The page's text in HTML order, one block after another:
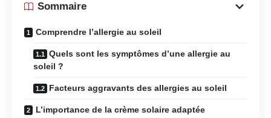
Sommaire
Comprendre l’allergie au soleil
Quels sont les symptômes d’une allergie au
soleil ?
Facteurs aggravants des allergies au soleil
L’importance de la crème solaire adaptée